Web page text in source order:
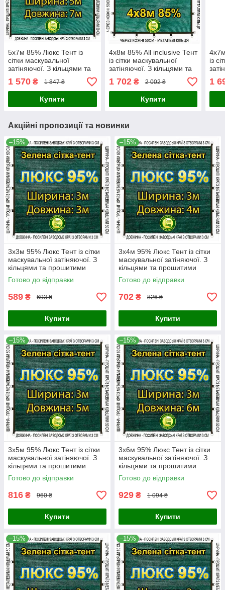
5x7м 85% Люкс Тент із
сітки маскувальної
затіняючої. З кільцями та
1 570 ₴ 1 847 ₴
Купити
4x8м 85% All inclusive Тент
із сітки маскувальної
затіняючої. З кільцями та
1 702₴ 2 002 ₴
Купити
із
1
Акційні пропозиції та новинки
–15%
3x3м 95% Люкс Тент із сітки
маскувальної затіняючої. З
кільцями та прошитими
краями.
Готово до відправки
589 ₴ 693 ₴
Купити
–15%
3x4м 95% Люкс Тент із сітки
маскувальної затіняючої. З
кільцями та прошитими
краями.
Готово до відправки
702 ₴ 826 ₴
Купити
–15%
3x5м 95% Люкс Тент із сітки
маскувальної затіняючої. З
кільцями та прошитими
краями.
Готово до відправки
816 ₴ 960 ₴
Купити
–15%
3x6м 95% Люкс Тент із сітки
маскувальної затіняючої. З
кільцями та прошитими
краями.
Готово до відправки
929 ₴ 1 094 ₴
Купити
–15% –15%